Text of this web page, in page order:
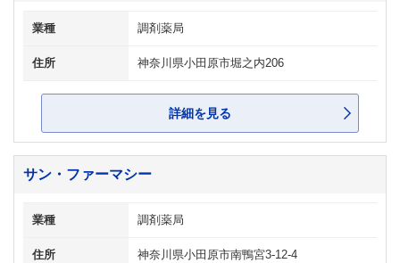
業種 調剤薬局
住所 神奈川県小田原市堀之内206
詳細を見る
サン・ファーマシー
業種 調剤薬局
住所 神奈川県小田原市南鴨宮3-12-4